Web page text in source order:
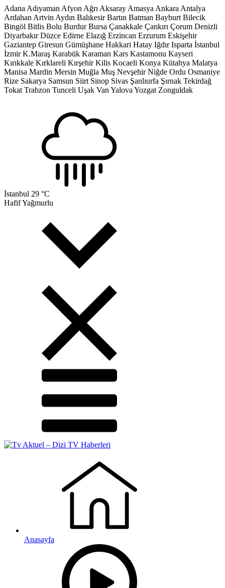
Adana Adıyaman Afyon Ağrı Aksaray Amasya Ankara Antalya
Ardahan Artvin Aydın Balıkesir Bartın Batman Bayburt Bilecik
Bingöl Bitlis Bolu Burdur Bursa Çanakkale Çankırı Çorum Denizli
Diyarbakır Düzce Edirne Elazığ Erzincan Erzurum Eskişehir
Gaziantep Giresun Gümüşhane Hakkari Hatay Iğdır Isparta İstanbul
İzmir K.Maraş Karabük Karaman Kars Kastamonu Kayseri
Kırıkkale Kırklareli Kırşehir Kilis Kocaeli Konya Kütahya Malatya
Manisa Mardin Mersin Muğla Muş Nevşehir Niğde Ordu Osmaniye
Rize Sakarya Samsun Siirt Sinop Sivas Şanlıurfa Şırnak Tekirdağ
Tokat Trabzon Tunceli Uşak Van Yalova Yozgat Zonguldak
İstanbul 29 °C
Hafif Yağmurlu
Anasayfa